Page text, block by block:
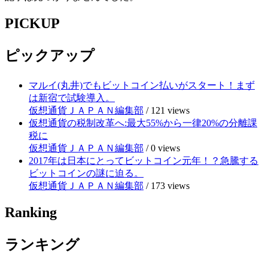
PICKUP
ピックアップ
マルイ(丸井)でもビットコイン払いがスタート！まず
は新宿で試験導入。
仮想通貨ＪＡＰＡＮ編集部 / 121 views
仮想通貨の税制改革へ:最大55%から一律20%の分離課
税に
仮想通貨ＪＡＰＡＮ編集部 /0 views
2017年は日本にとってビットコイン元年！？急騰する
ビットコインの謎に迫る。
仮想通貨ＪＡＰＡＮ編集部 / 173 views
Ranking
ランキング